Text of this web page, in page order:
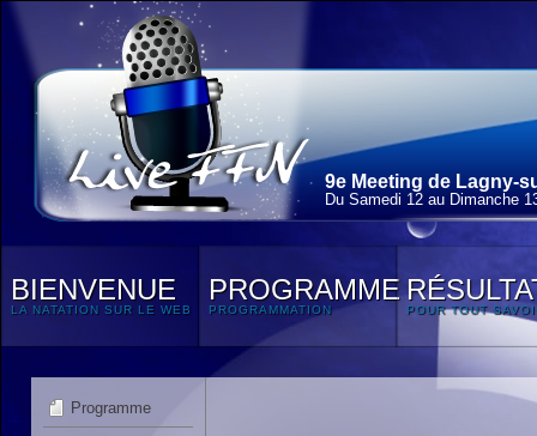
9e Meeting de Lagny-
Du Samedi 12 au Dimanche
BIENVENUE
LA NATATION SUR LE WEB
PROGRAMME
PROGRAMMATION POUR TOUT
Programme